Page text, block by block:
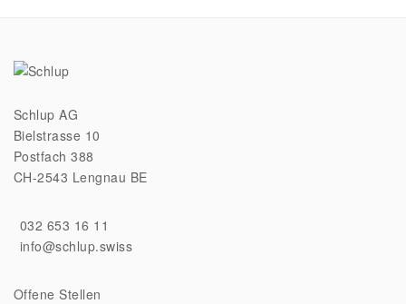
Schlup AG
Bielstrasse 10
Postfach 388
CH-2543 Lengnau BE
032 653 16 11
info@schlup.swiss
Offene Stellen